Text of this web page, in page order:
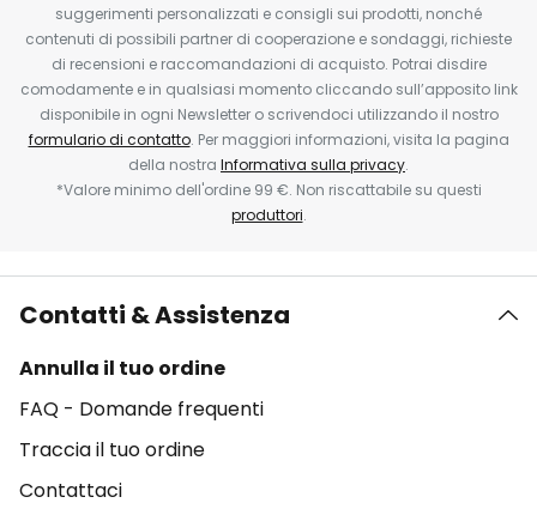
suggerimenti personalizzati e consigli sui prodotti, nonché
contenuti di possibili partner di cooperazione e sondaggi, richieste
di recensioni e raccomandazioni di acquisto. Potrai disdire
comodamente e in qualsiasi momento cliccando sull’apposito link
disponibile in ogni Newsletter o scrivendoci utilizzando il nostro
formulario di contatto. Per maggiori informazioni, visita la pagina
della nostra Informativa sulla privacy.
*Valore minimo dell'ordine 99 €. Non riscattabile su questi
produttori.
Contatti & Assistenza
Annulla il tuo ordine
FAQ - Domande frequenti
Traccia il tuo ordine
Contattaci